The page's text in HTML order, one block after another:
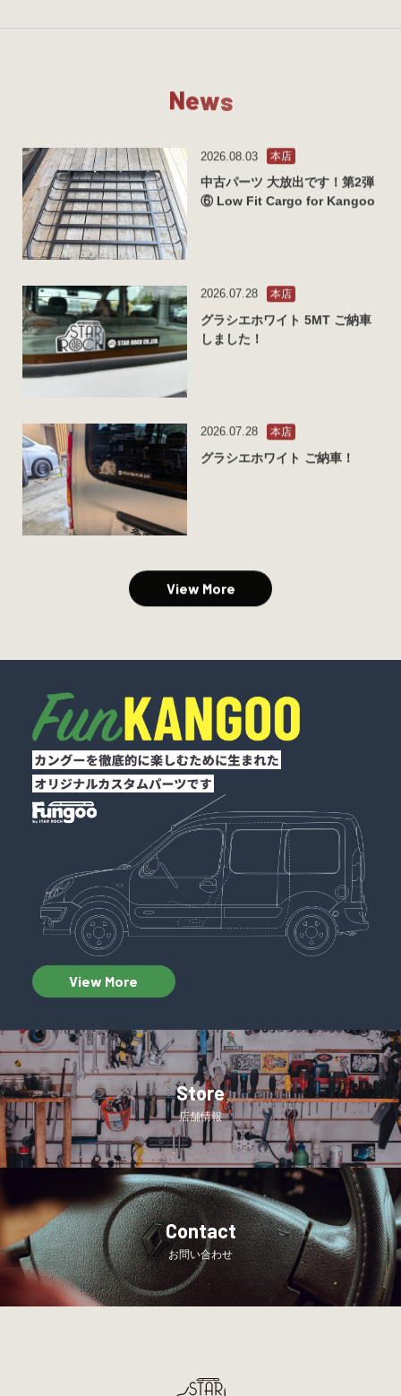
News
2026.08.03 本店
中古パーツ 大放出です！第2弾
⑥ Low Fit Cargo for Kangoo
2026.07.28 本店
グラシエホワイト 5MT ご納車
しました！
2026.07.28 本店
グラシエホワイト ご納車！
View More
View More
Store
店舗情報
Contact
お問い合わせ